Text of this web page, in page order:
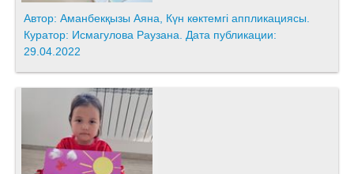
Автор: Аманбекқызы Аяна, Күн көктемгі аппликациясы.
Куратор: Исмагулова Раузана. Дата публикации:
29.04.2022